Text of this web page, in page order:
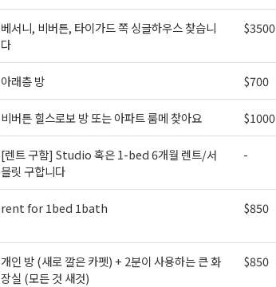
베서니, 비버튼, 타이가드 쪽 싱글하우스 찾습니
다
$3500
아래층 방 $700
비버튼 힐스로보 방 또는 아파트 룸메 찾아요 $1000
[렌트 구함] Studio 혹은 1-bed 6개월 렌트/서
블릿 구합니다
-
rent for 1bed 1bath $850
개인 방 (새로 깔은 카펫) + 2분이 사용하는 큰 화
장실 (모든 것 새것)
$850
오레곤K 뉴스레터 구독하기!